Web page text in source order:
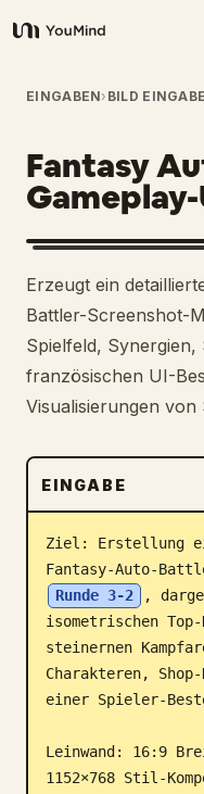
YouMind
Übersicht
Anwendungsfälle
Fähigkeiten
Prompts
Preise
Blog
Updates
EINGABEN› BILD EINGABE
Fantasy
Erzeugt ein
Battler-Screenshot-
Spielfeld,
französischen UI-
Visualisierungen
EINGABE
Ziel: Erstellung
Fantasy-Auto-
Runde 3-2
,
isometrischen
steinernen
Charakteren,
einer Spieler-
Leinwand: 16:9
1152×768 Stil-